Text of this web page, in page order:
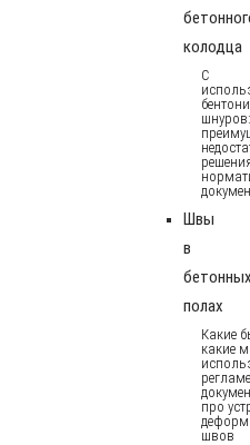
колодца
С
шнуров:
Швы
в
бетонных
полах
Какие
какие
про
швов